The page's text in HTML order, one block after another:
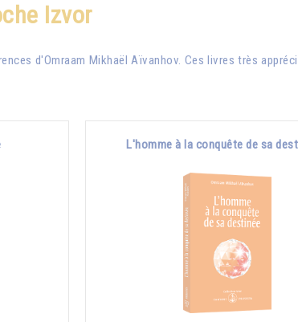
Izvor
d'Omraam Mikhaël Aïvanhov. Ces livres très
L'homme à la conquête de sa